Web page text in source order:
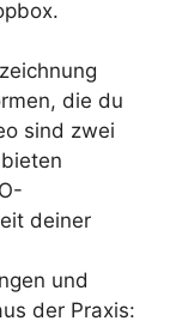
die du
sind zwei
deiner
und
der Praxis: